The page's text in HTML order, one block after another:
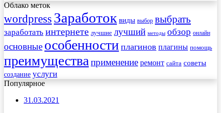
Облако меток
wordpress Заработок виды выбор выбрать
заработать интернете лучшие лучший методы обзор онлайн
основные особенности плагинов плагины помощь
преимущества применение ремонт сайта советы
создание услуги
Популярное
31.03.2021